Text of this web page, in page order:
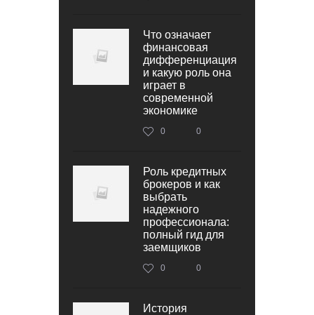
Что означает
финансовая
дифференциация
и какую роль она
играет в
современной
экономике
0 0
Роль кредитных
брокеров и как
выбрать
надежного
профессионала:
полный гид для
заемщиков
0 0
История